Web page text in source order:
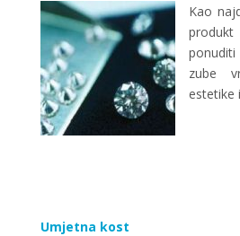
Kao
zube
estetike
Umjetna kost